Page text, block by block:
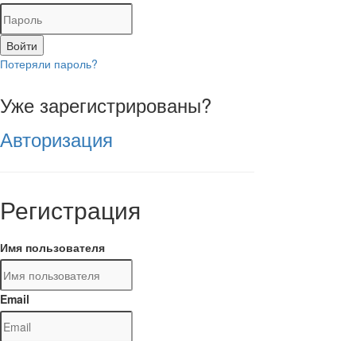
Войти
Потеряли пароль?
Уже зарегистрированы?
Авторизация
Регистрация
Имя пользователя
Email